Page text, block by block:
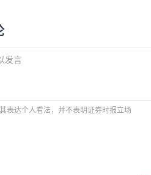
发言
表达个人看法，并不表明证券时报立场